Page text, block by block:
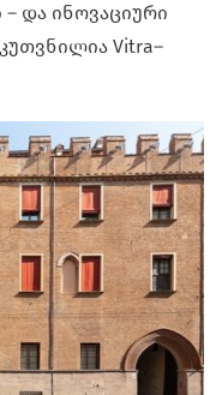
– და ინოვაციური
Vitra–